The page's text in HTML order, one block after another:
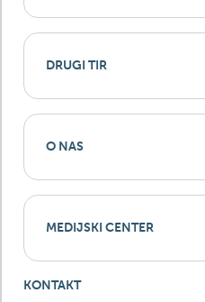
DRUGI TIR
O NAS
MEDIJSKI CENTER
KONTAKT